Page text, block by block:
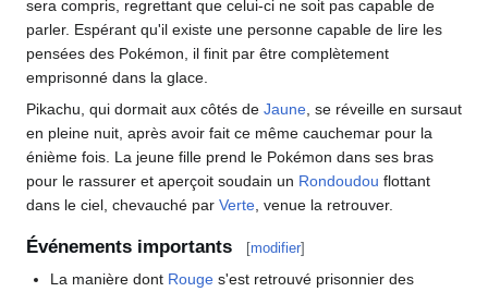
sera compris, regrettant que celui-ci ne soit pas capable de
parler. Espérant qu'il existe une personne capable de lire les
pensées des Pokémon, il finit par être complètement
emprisonné dans la glace.
Pikachu, qui dormait aux côtés de Jaune , se réveille en sursaut
en pleine nuit, après avoir fait ce même cauchemar pour la
énième fois. La jeune fille prend le Pokémon dans ses bras
pour le rassurer et aperçoit soudain un Rondoudou flottant
dans le ciel, chevauché par Verte , venue la retrouver.
Événements importants [modifier]
La manière dont Rouge s'est retrouvé prisonnier des